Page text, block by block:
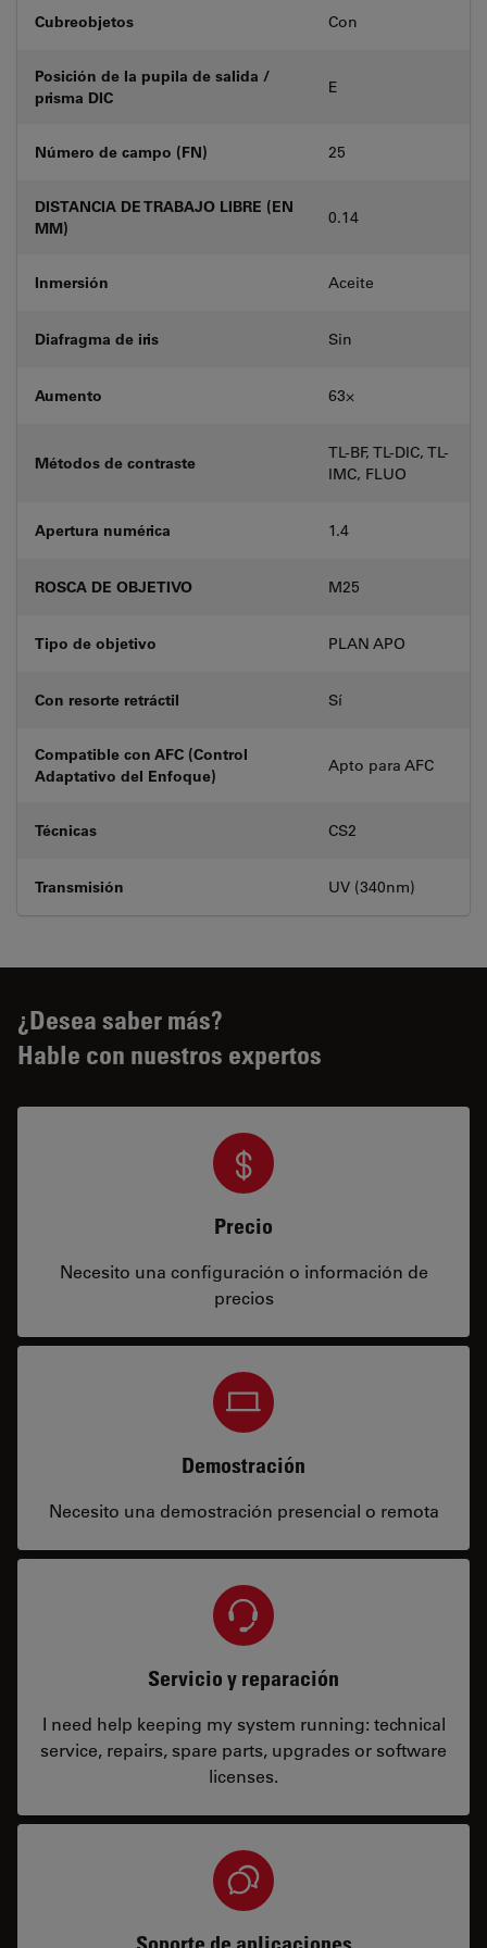
Cubreobjetos Con
Posición de la pupila de salida /
prisma DIC
E
Número de campo (FN) 25
DISTANCIA DE TRABAJO LIBRE (EN
MM)
0.14
Inmersión Aceite
Diafragma de iris Sin
Aumento 63⨉
Métodos de contraste
TL-BF, TL-DIC, TL-
IMC, FLUO
Apertura numérica 1.4
ROSCA DE OBJETIVO M25
Tipo de objetivo PLAN APO
Con resorte retráctil Sí
Compatible con AFC (Control
Adaptativo del Enfoque)
Apto para AFC
Técnicas CS2
Transmisión UV (340nm)
¿Desea saber más?
Hable con nuestros expertos
Precio
Necesito una configuración o información de
precios
Demostración
Necesito una demostración presencial o remota
Servicio y reparación
I need help keeping my system running: technical
service, repairs, spare parts, upgrades or software
licenses.